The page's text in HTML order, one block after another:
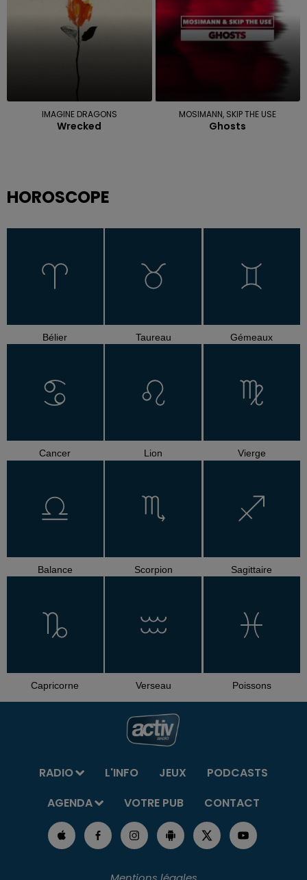
IMAGINE DRAGONS
Wrecked
MOSIMANN, SKIP THE USE
Ghosts
HOROSCOPE
Bélier Taureau Gémeaux
Cancer Lion Vierge
Balance Scorpion Sagittaire
Capricorne Verseau Poissons
RADIO L'INFO JEUX
PODCASTS
AGENDA
VOTRE PUB CONTACT